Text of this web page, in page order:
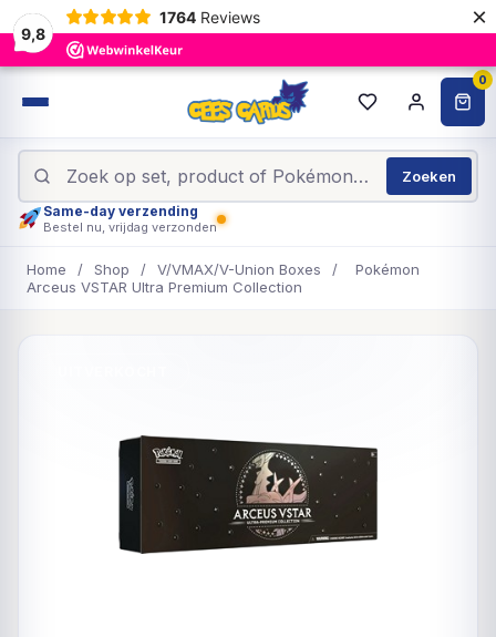
9,8
1764 Reviews ×
0
Zoeken
Same-day verzending
Bestel nu, vrijdag verzonden
Home / Shop / V/VMAX/V-Union Boxes /
Pokémon
Arceus VSTAR Ultra Premium Collection